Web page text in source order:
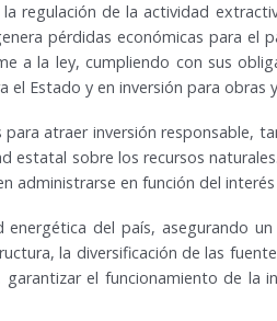
regulación de la actividad
pérdidas económicas para el
a la ley, cumpliendo con sus
Estado y en inversión para obras
atraer inversión responsable,
sobre los recursos
administrarse en función del interés
del país, asegurando
la diversificación de las
el funcionamiento de la